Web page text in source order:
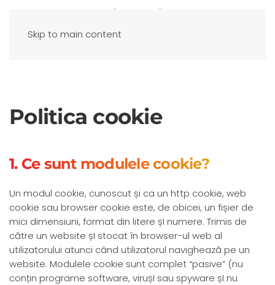
Skip to main content
Politica cookie
1. Ce sunt modulele cookie?
Un modul cookie, cunoscut și ca un http cookie, web
cookie sau browser cookie este, de obicei, un fișier de
mici dimensiuni, format din litere șI numere. Trimis de
către un website șI stocat în browser-ul web al
utilizatorului atunci când utilizatorul navighează pe un
website. Modulele cookie sunt complet “pasive” (nu
conțin programe software, virușI sau spyware șI nu